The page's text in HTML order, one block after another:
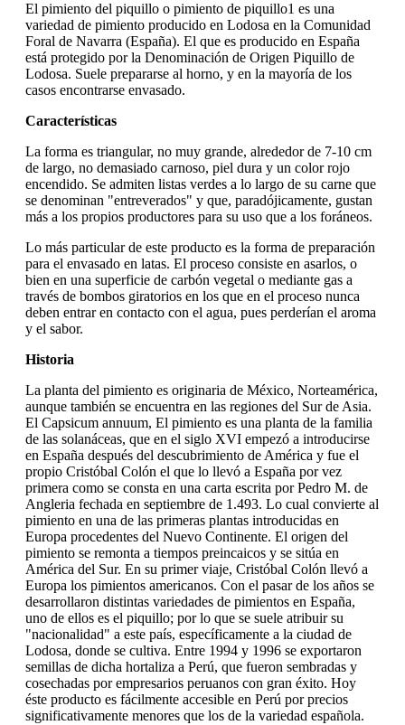
El pimiento del piquillo o pimiento de piquillo1​ es una
variedad de pimiento producido en Lodosa en la Comunidad
Foral de Navarra (España). El que es producido en España
está protegido por la Denominación de Origen Piquillo de
Lodosa. Suele prepararse al horno, y en la mayoría de los
casos encontrarse envasado.
Características
La forma es triangular, no muy grande, alrededor de 7-10 cm
de largo, no demasiado carnoso, piel dura y un color rojo
encendido. Se admiten listas verdes a lo largo de su carne que
se denominan "entreverados" y que, paradójicamente, gustan
más a los propios productores para su uso que a los foráneos.
Lo más particular de este producto es la forma de preparación
para el envasado en latas. El proceso consiste en asarlos, o
bien en una superficie de carbón vegetal o mediante gas a
través de bombos giratorios en los que en el proceso nunca
deben entrar en contacto con el agua, pues perderían el aroma
y el sabor.
Historia
La planta del pimiento es originaria de México, Norteamérica,
aunque también se encuentra en las regiones del Sur de Asia.
El Capsicum annuum, El pimiento es una planta de la familia
de las solanáceas, que en el siglo XVI empezó a introducirse
en España después del descubrimiento de América y fue el
propio Cristóbal Colón el que lo llevó a España por vez
primera como se consta en una carta escrita por Pedro M. de
Angleria fechada en septiembre de 1.493. Lo cual convierte al
pimiento en una de las primeras plantas introducidas en
Europa procedentes del Nuevo Continente. El origen del
pimiento se remonta a tiempos preincaicos y se sitúa en
América del Sur. En su primer viaje, Cristóbal Colón llevó a
Europa los pimientos americanos. Con el pasar de los años se
desarrollaron distintas variedades de pimientos en España,
uno de ellos es el piquillo; por lo que se suele atribuir su
"nacionalidad" a este país, específicamente a la ciudad de
Lodosa, donde se cultiva. Entre 1994 y 1996 se exportaron
semillas de dicha hortaliza a Perú, que fueron sembradas y
cosechadas por empresarios peruanos con gran éxito. Hoy
éste producto es fácilmente accesible en Perú por precios
significativamente menores que los de la variedad española.